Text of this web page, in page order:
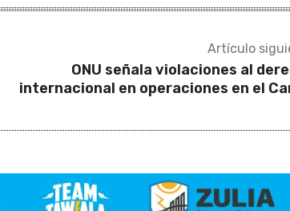
Artículo
ONU señala violaciones al
internacional en operaciones en el